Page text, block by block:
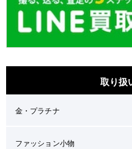
取り扱
金・プラチナ
ファッション小物